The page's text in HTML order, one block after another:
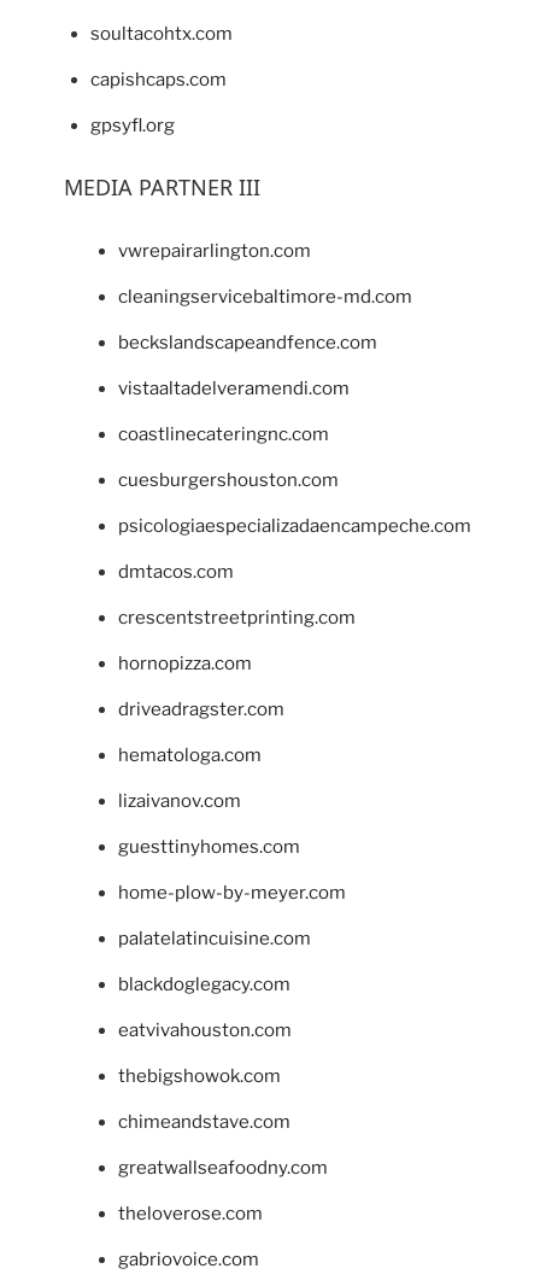
soultacohtx.com
capishcaps.com
gpsyfl.org
MEDIA PARTNER III
vwrepairarlington.com
cleaningservicebaltimore-md.com
beckslandscapeandfence.com
vistaaltadelveramendi.com
coastlinecateringnc.com
cuesburgershouston.com
psicologiaespecializadaencampeche.com
dmtacos.com
crescentstreetprinting.com
hornopizza.com
driveadragster.com
hematologa.com
lizaivanov.com
guesttinyhomes.com
home-plow-by-meyer.com
palatelatincuisine.com
blackdoglegacy.com
eatvivahouston.com
thebigshowok.com
chimeandstave.com
greatwallseafoodny.com
theloverose.com
gabriovoice.com